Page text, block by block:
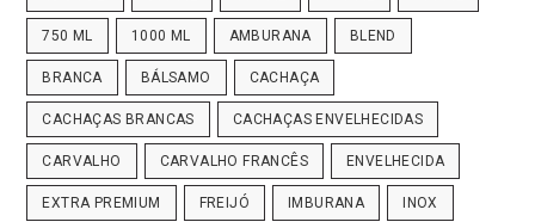
750 ML 1000 ML AMBURANA BLEND
BRANCA BÁLSAMO CACHAÇA
CACHAÇAS BRANCAS CACHAÇAS ENVELHECIDAS
CARVALHO CARVALHO FRANCÊS ENVELHECIDA
EXTRA PREMIUM FREIJÓ IMBURANA INOX